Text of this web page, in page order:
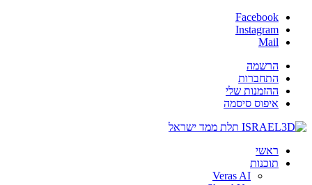
Facebook
Instagram
Mail
הרשמה
התחברות
ההזמנות שלי
איפוס סיסמה
ראשי
תוכנות
Veras AI